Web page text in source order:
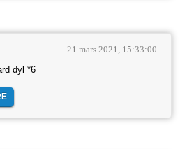
21 mars 2021, 15:33:00
dyl *6